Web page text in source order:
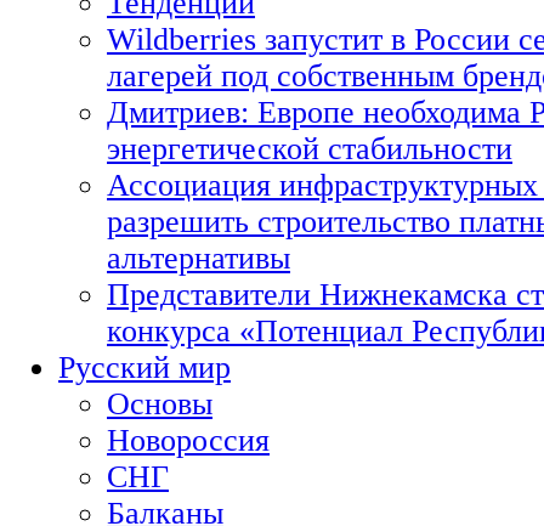
Wildberries запустит в России
лагерей под собственным
Дмитриев: Европе необходима
энергетической стабильности
Ассоциация
разрешить строительство
альтернативы
Представители Нижнекамска
конкурса «Потенциал
Русский мир
Основы
Новороссия
СНГ
Балканы